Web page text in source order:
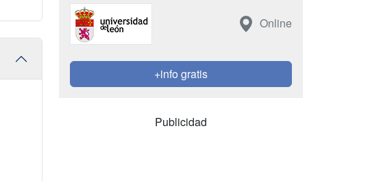
Online
+info gratis
Publicidad